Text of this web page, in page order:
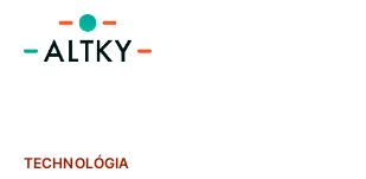
TECHNOLÓGIA